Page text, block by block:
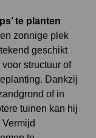
te planten
zonnige plek
geschikt
structuur of
Dankzij
of in
tuinen kan hij